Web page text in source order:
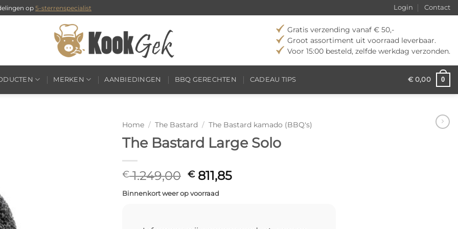
op 5-sterrenspecialist Login Contact
Gratis verzending vanaf € 50,-
Groot assortiment uit voorraad leverbaar.
Voor 15:00 besteld, zelfde werkdag verzonden.
MERKEN AANBIEDINGEN BBQ GERECHTEN CADEAU TIPS €0,00 0
Home / The Bastard / The Bastard kamado (BBQ's)
The Bastard Large Solo
€1.249,00 Oorspronkelijke
was:
€811,85Huidige
Binnenkort weer op voorraad